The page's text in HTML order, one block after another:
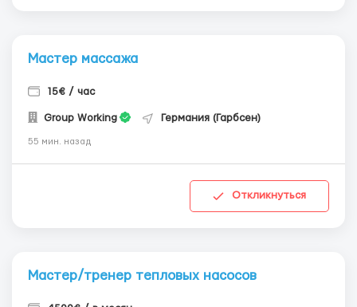
Мастер массажа
15€ / час
Group Working Германия (Гарбсен)
55 мин. назад
Откликнуться
Мастер/тренер тепловых насосов